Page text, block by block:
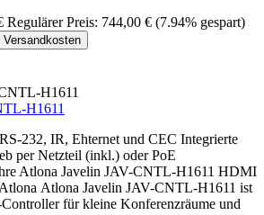
Regulärer Preis: 744,00 € (7.94% gespart)
H1611
232, IR, Ehternet und CEC Integrierte
per Netzteil (inkl.) oder PoE
Atlona Javelin JAV-CNTL-H1611 HDMI
Atlona Javelin JAV-CNTL-H1611 ist
für kleine Konferenzräume und